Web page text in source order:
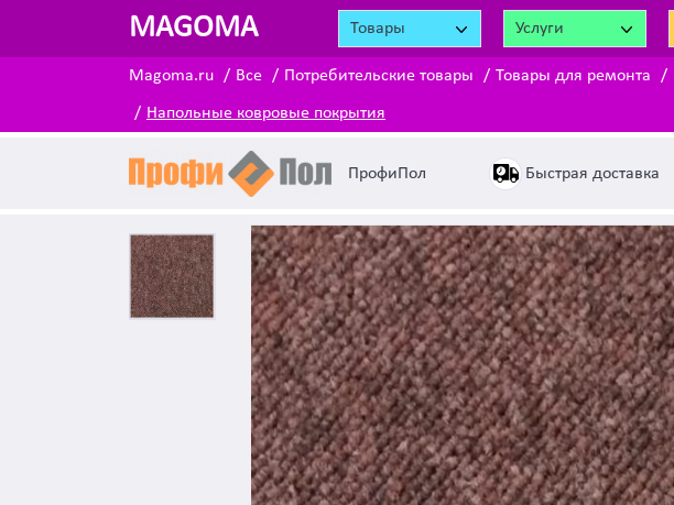
MAGOMA Товары Услуги
Magoma.ru Все Потребительские товары Товары для ремонта
Напольные ковровые покрытия
ПрофиПол Быстрая доставка